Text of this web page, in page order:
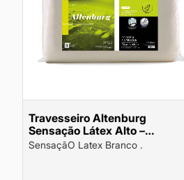
Travesseiro Altenburg
Sensação Látex Alto –
Conforto e Frescor para Noites
SensaçãO Latex Branco .